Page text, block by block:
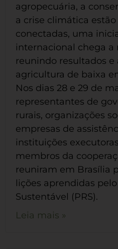
agropecuária, a
a crise climática
conectadas, uma
internacional chega a
reunindo resultados e
agricultura de baixa
Nos dias 28 e 29 de
representantes de
rurais, organizações
empresas de
instituições
membros da
reuniram em Brasília
lições aprendidas
Sustentável (PRS).
Leia mais »